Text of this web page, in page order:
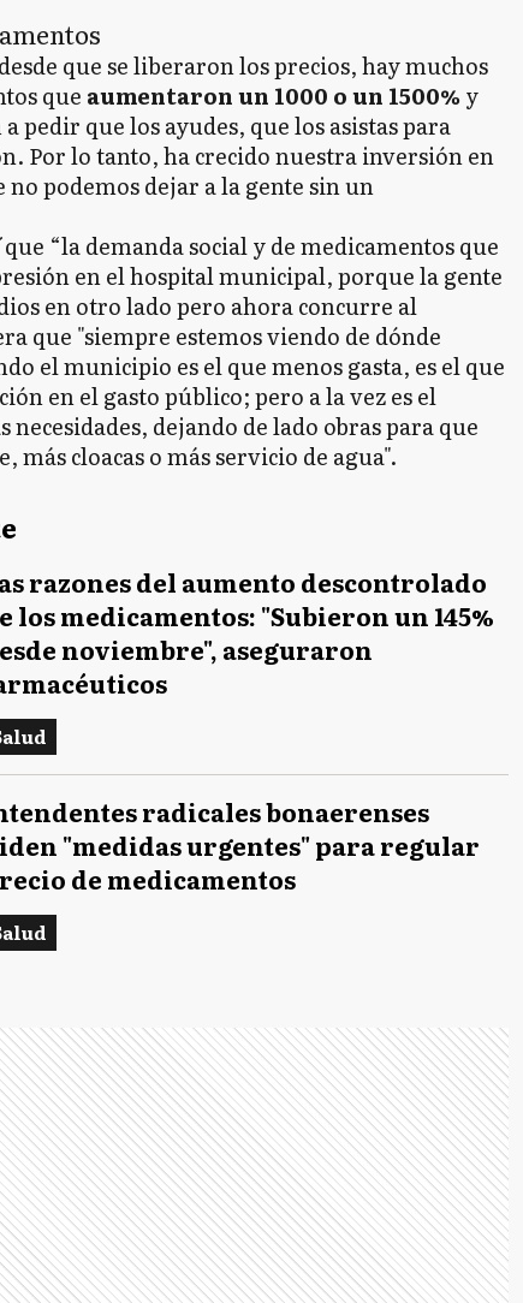
que se liberaron los precios, hay muchos
que aumentaron un 1000 o un 1500%y
pedir que los ayudes, que los asistas para
Por lo tanto, ha crecido nuestra inversión en
podemos dejar a la gente sin un
“la demanda social y de medicamentos que
en el hospital municipal, porque la gente
en otro lado pero ahora concurre al
que "siempre estemos viendo de dónde
el municipio es el que menos gasta, es el que
en el gasto público; pero a la vez es el
dejando de lado obras para que
más cloacas o más servicio de agua".
razones del aumento descontrolado
los medicamentos: "Subieron un 145%
noviembre", aseguraron
radicales bonaerenses
"medidas urgentes" para regular
de medicamentos